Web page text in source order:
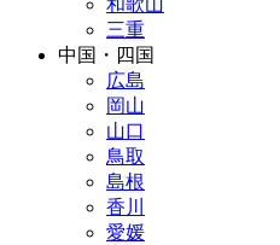
和歌山
三重
中国・四国
広島
岡山
山口
鳥取
島根
香川
愛媛